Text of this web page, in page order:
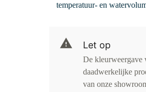
temperatuur- en
Let op
De kleurweergave
daadwerkelijke
van onze